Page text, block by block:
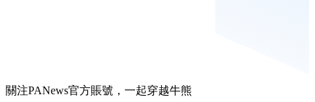
關注PANews官方賬號，一起穿越牛熊